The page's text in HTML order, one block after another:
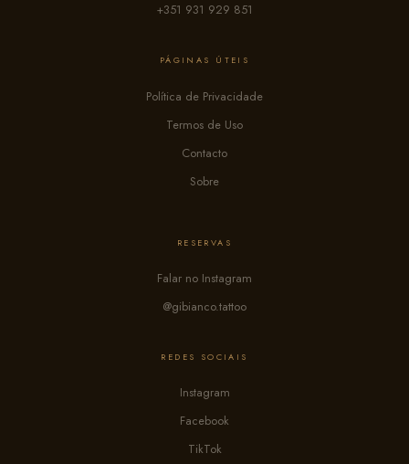
+351 931 929 851
PÁGINAS ÚTEIS
Política de Privacidade
Termos de Uso
Contacto
Sobre
RESERVAS
Falar no Instagram
@gibianco.tattoo
REDES SOCIAIS
Instagram
Facebook
TikTok